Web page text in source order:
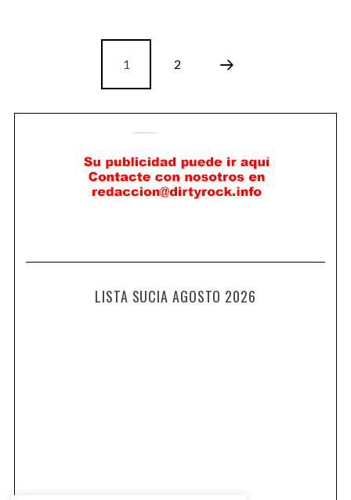
1 2
LISTA SUCIA AGOSTO 2026